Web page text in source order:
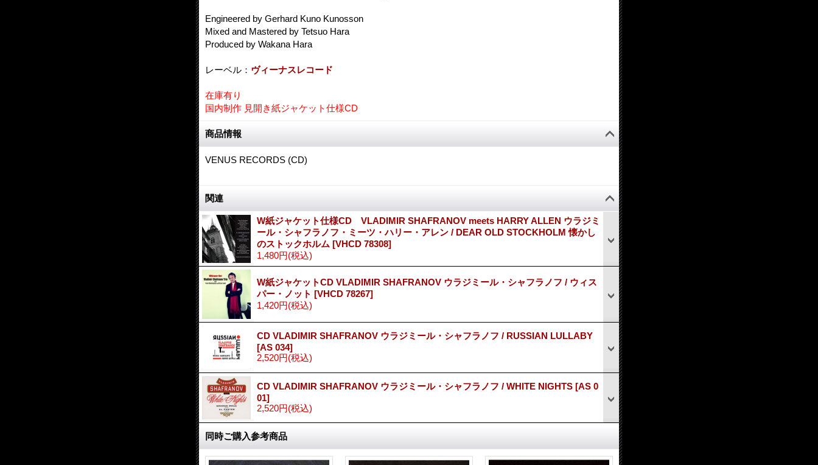
Engineered by Gerhard Kuno Kunosson
Mixed and Mastered by Tetsuo Hara
Produced by Wakana Hara
レーベル： ヴィーナスレコード
在庫有り
国内制作 見開き紙ジャケット仕様CD
商品情報
VENUS RECORDS (CD)
関連
W紙ジャケット仕様CD VLADIMIR SHAFRANOV meets HARRY ALLEN ウラジミ
ール・シャフラノフ・ミーツ・ハリー・アレン / DEAR OLD STOCKHOLM 懐かし
のストックホルム [VHCD 78308]
1,480円(税込)
W紙ジャケットCD VLADIMIR SHAFRANOV ウラジミール・シャフラノフ / ウィス
パー・ノット [VHCD 78267]
1,420円(税込)
CD VLADIMIR SHAFRANOV ウラジミール・シャフラノフ / RUSSIAN LULLABY
[AS 034]
2,520円(税込)
CD VLADIMIR SHAFRANOV ウラジミール・シャフラノフ / WHITE NIGHTS [AS 0
01]
2,520円(税込)
同時ご購入参考商品